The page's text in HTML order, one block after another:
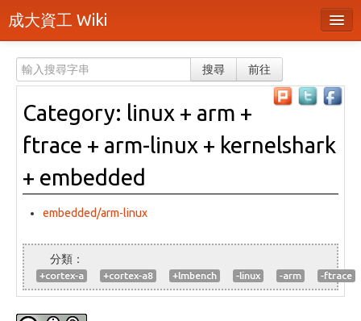
成大資工 Wiki
分類
隨機頁面
最近活動
上傳檔案
登入 / 註冊帳號
搜尋 前往
Category: linux + arm +
ftrace + arm-linux + kernelshark
+ embedded
embedded/arm-linux
+cortex-a +cortex-a8 +lmbench -linux -arm -ftrace